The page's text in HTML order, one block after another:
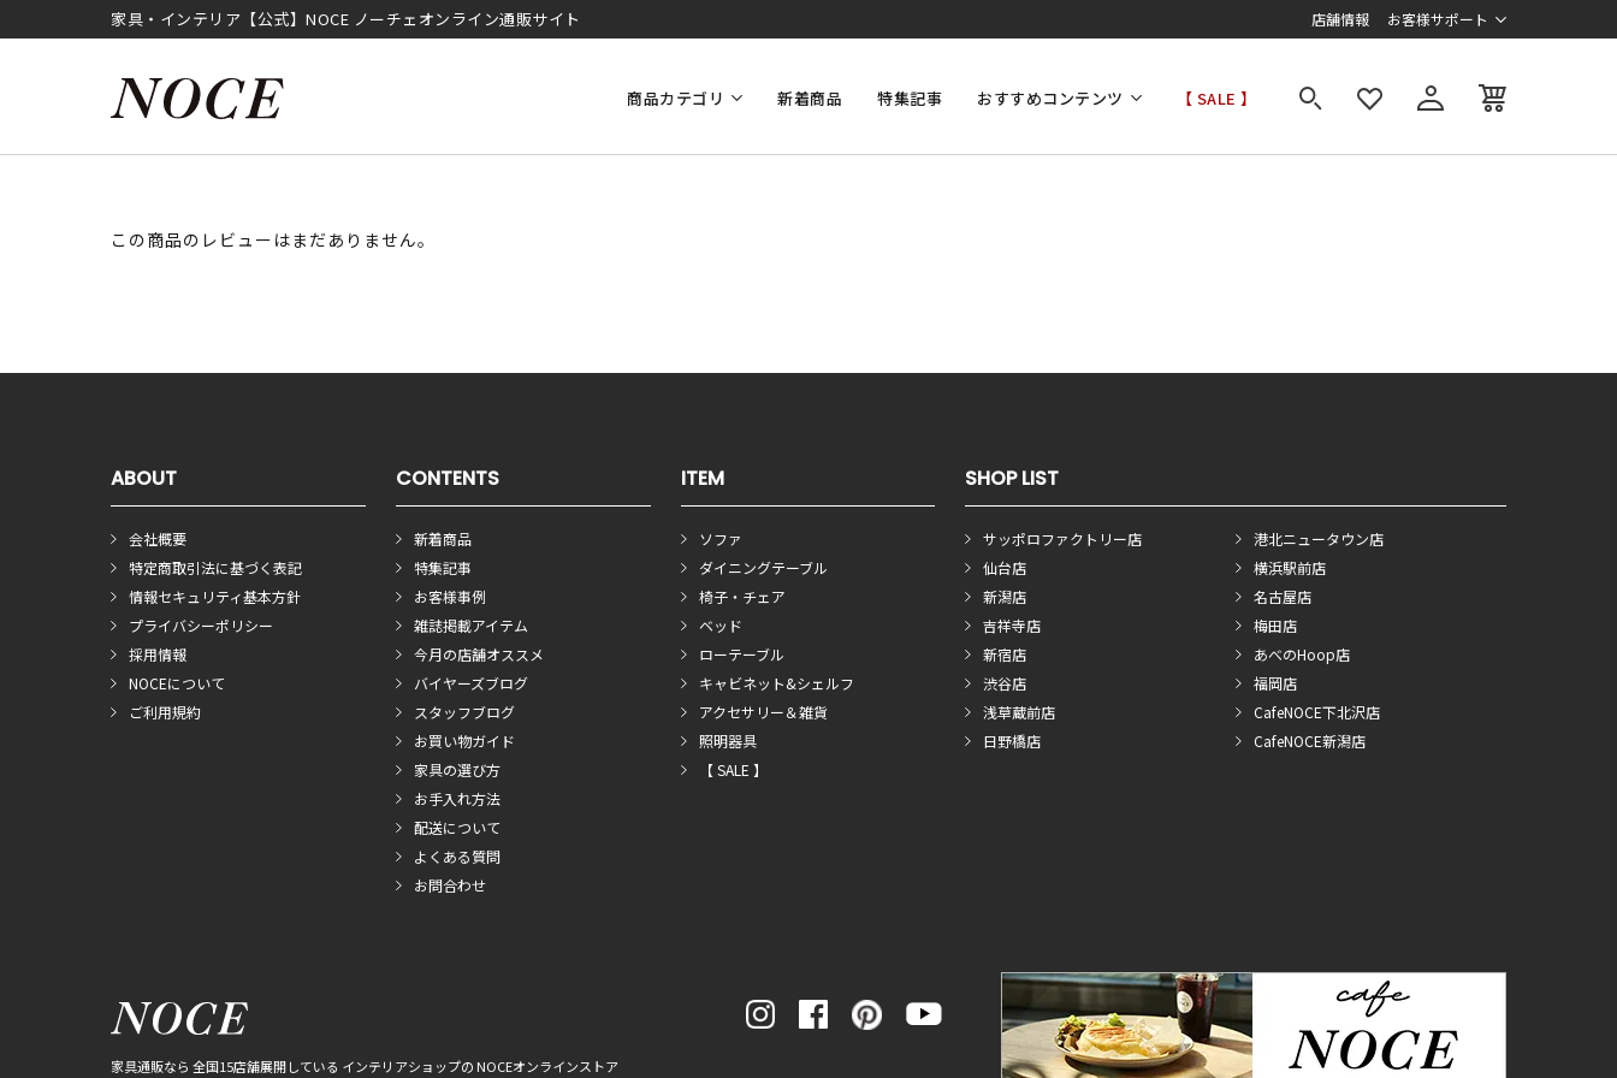
家具・インテリア【公式】NOCE ノーチェオンライン通販サイト 店舗情報 お客様サポート
商品カテゴリ 新着商品 特集記事 おすすめコンテンツ 【 SALE 】
この商品のレビューはまだありません。
ABOUT
会社概要
特定商取引法に基づく表記
情報セキュリティ基本方針
プライバシーポリシー
採用情報
NOCEについて
ご利用規約
CONTENTS
新着商品
特集記事
お客様事例
雑誌掲載アイテム
今月の店舗オススメ
バイヤーズブログ
スタッフブログ
お買い物ガイド
家具の選び方
お手入れ方法
配送について
よくある質問
お問合わせ
ITEM
ソファ
ダイニングテーブル
椅子・チェア
ベッド
ローテーブル
キャビネット&シェルフ
アクセサリー＆雑貨
照明器具
【 SALE 】
SHOP LIST
サッポロファクトリー店
仙台店
新潟店
吉祥寺店
新宿店
渋谷店
浅草蔵前店
日野橋店
港北ニュータウン店
横浜駅前店
名古屋店
梅田店
あべのHoop店
福岡店
CafeNOCE下北沢店
CafeNOCE新潟店
家具通販なら 全国15店舗展開している インテリアショップの NOCEオンラインストア